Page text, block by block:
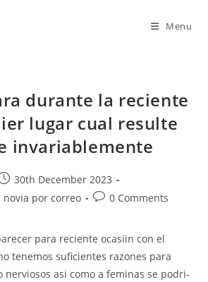
Menu
durante la reciente
lugar cual resulte
invariablemente
30th December 2023
novia por correo
Post0 Comments
para reciente ocasiin con el
tenemos suficientes razones para
nerviosos asi­ como a feminas se podri­